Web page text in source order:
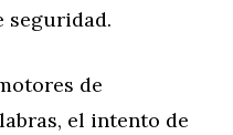
seguridad.
de
el intento de